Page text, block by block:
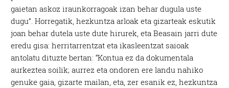
gaietan askoz iraunkorragoak izan behar dugula uste
dugu”. Horregatik, hezkuntza arloak eta gizarteak eskutik
joan behar dutela uste dute hirurek, eta Beasain jarri dute
eredu gisa: herritarrentzat eta ikasleentzat saioak
antolatu dituzte bertan: “Kontua ez da dokumentala
aurkeztea soilik; aurrez eta ondoren ere landu nahiko
genuke gaia, gizarte mailan, eta, zer esanik ez, hezkuntza